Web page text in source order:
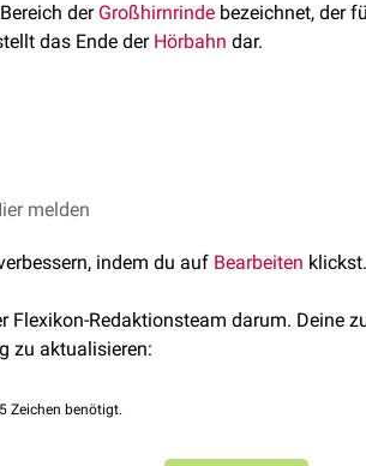
der Großhirnrinde bezeichnet, der
das Ende der Hörbahn dar.
an.
folgende Stationen:
melden
indem du auf Bearbeiten klickst.
Flexikon-Redaktionsteam darum. Deine
zu aktualisieren:
Zeichen benötigt.